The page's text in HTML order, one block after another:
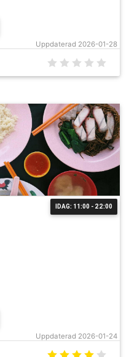
Uppdaterad 2026-01-28
IDAG: 11:00 - 22:00
Uppdaterad 2026-01-24